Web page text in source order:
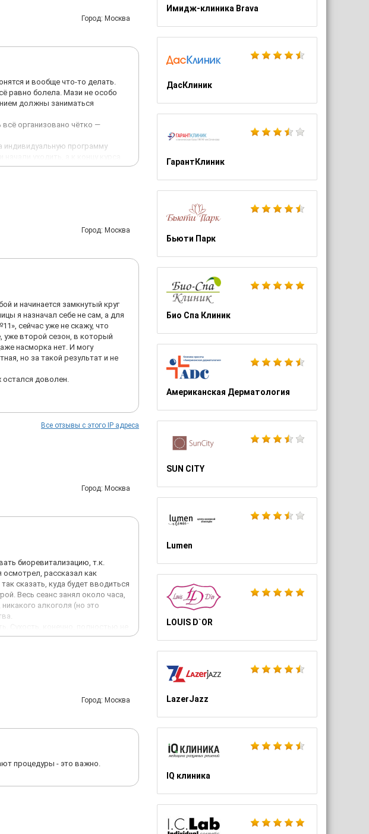
Имидж-клиника Brava
ДасКлиник
ГарантКлиник
Бьюти Парк
Био Спа Клиник
Американская Дерматология
SUN CITY
Lumen
LOUIS D`OR
LazerJazz
IQ клиника
Город: Москва
и вообще что-то делать.
равно болела. Мази не особо
должны заниматься
организовано чётко —
программу
уходить, а к концу курса
Город: Москва
и начинается замкнутый круг
я назначал себе не сам, а для
сейчас уже не скажу, что
уже второй сезон, в который
насморка нет. И могу
но за такой результат и не
остался доволен.
Все отзывы с этого IP адреса
Город: Москва
биоревитализацию, т.к.
осмотрел, рассказал как
сказать, куда будет вводиться
Весь сеанс занял около часа,
алкоголя (но это
Сухость, конечно, полностью не
целом я довольна, поэтому
Город: Москва
процедуры - это важно.